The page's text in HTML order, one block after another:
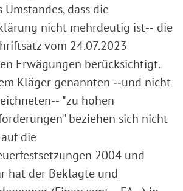
Umstandes, dass die
nicht mehrdeutig ist‑‑ die
vom 24.07.2023
Erwägungen berücksichtigt.
Kläger genannten ‑‑und nicht
"zu hohen
beziehen sich nicht
die
2004 und
hat der Beklagte und